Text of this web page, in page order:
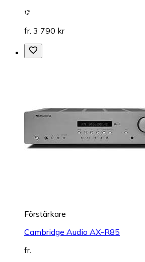
fr. 3 790 kr
Förstärkare
Cambridge Audio AX-R85
fr.